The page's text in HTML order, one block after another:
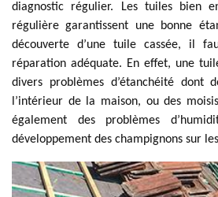
diagnostic régulier. Les tuiles bien
régulière garantissent une bonne
découverte d’une tuile cassée, il
réparation adéquate. En effet, une
divers problèmes d’étanchéité dont
l’intérieur de la maison, ou des
également des problèmes
développement des champignons sur